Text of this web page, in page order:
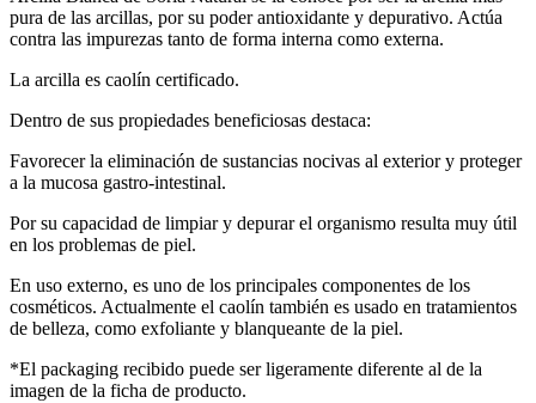
pura de las arcillas, por su poder antioxidante y depurativo. Actúa
contra las impurezas tanto de forma interna como externa.
La arcilla es caolín certificado.
Dentro de sus propiedades beneficiosas destaca:
Favorecer la eliminación de sustancias nocivas al exterior y proteger
a la mucosa gastro-intestinal.
Por su capacidad de limpiar y depurar el organismo resulta muy útil
en los problemas de piel.
En uso externo, es uno de los principales componentes de los
cosméticos. Actualmente el caolín también es usado en tratamientos
de belleza, como exfoliante y blanqueante de la piel.
*El packaging recibido puede ser ligeramente diferente al de la
imagen de la ficha de producto.